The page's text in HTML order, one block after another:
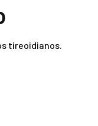
tireoidianos.